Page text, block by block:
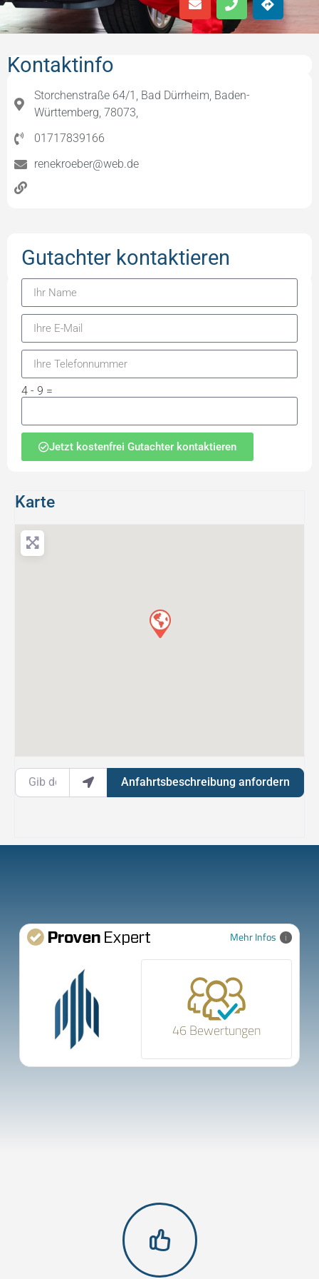
Karte
Gib deinen Standort ein.
Anfahrtsbeschreibung anfordern
Kontaktinfo
Storchenstraße 64/1, Bad Dürrheim, Baden-
Württemberg, 78073,
01717839166
renekroeber@web.de
Gutachter kontaktieren
4 - 9 =
Jetzt kostenfrei Gutachter kontaktieren
Mehr Infos
46 Bewertungen